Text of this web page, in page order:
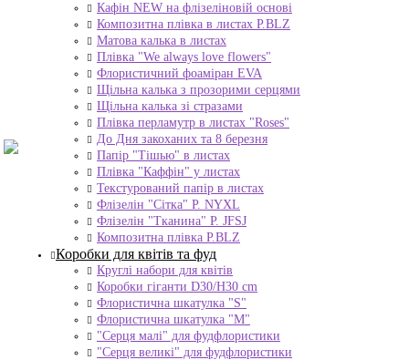
Кафін NEW на флізеліновій основі
Композитна плівка в листах Р.BLZ
Матова калька в листах
Плівка "We always love flowers"
Флористичний фоаміран EVA
Щільна калька з прозорими серцями
Щільна калька зі стразами
Плівка перламутр в листах "Roses"
До Дня закоханих та 8 березня
Папір "Тішью" в листах
Плівка "Каффін" у листах
Текстурований папір в листах
Флізелін "Сітка" P. NYXL
Флізелін "Тканина" P. JFSJ
Композитна плівка Р.BLZ
Коробки для квітів та фуд
Круглі набори для квітів
Коробки гіганти D30/H30 cm
Флористична шкатулка "S"
Флористична шкатулка "М"
"Серця малі" для фудфлористики
"Серця великі" для фудфлористики